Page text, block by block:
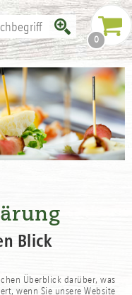
0
Blick
Überblick darüber, was
wenn Sie unsere Website